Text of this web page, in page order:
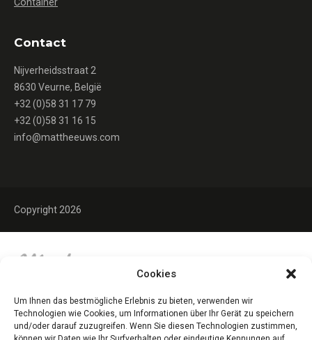
Cookies
Um Ihnen das bestmögliche Erlebnis zu bieten, verwenden wir
Technologien wie Cookies, um Informationen über Ihr Gerät zu speichern
und/oder darauf zuzugreifen. Wenn Sie diesen Technologien zustimmen,
Contact
Nijverheidsstraat 2
8630 Veurne, België
+32 (0)58 31 17 79
+32 (0)58 31 16 15
info@mattheeuws.com
Copyright 2026